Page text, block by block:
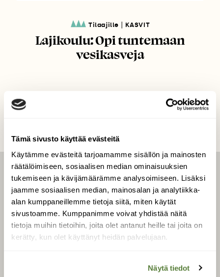
Tämä sivusto käyttää evästeitä
Käytämme evästeitä tarjoamamme sisällön ja mainosten
räätälöimiseen, sosiaalisen median ominaisuuksien
tukemiseen ja kävijämäärämme analysoimiseen. Lisäksi
jaamme sosiaalisen median, mainosalan ja analytiikka-
alan kumppaneillemme tietoja siitä, miten käytät
sivustoamme. Kumppanimme voivat yhdistää näitä
tietoja muihin tietoihin, joita olet antanut heille tai joita on
kerätty, kun olet käyttänyt heidän palvelujaan.
Näytä tiedot
Tilaajille KASVIT
Lajikoulu: Opi tuntemaan
vesikasveja
LEHTI
Uusin lehti
Tilaa Suomen Luonto
Tilaa digilukuoikeus
Äänestä parasta juttua